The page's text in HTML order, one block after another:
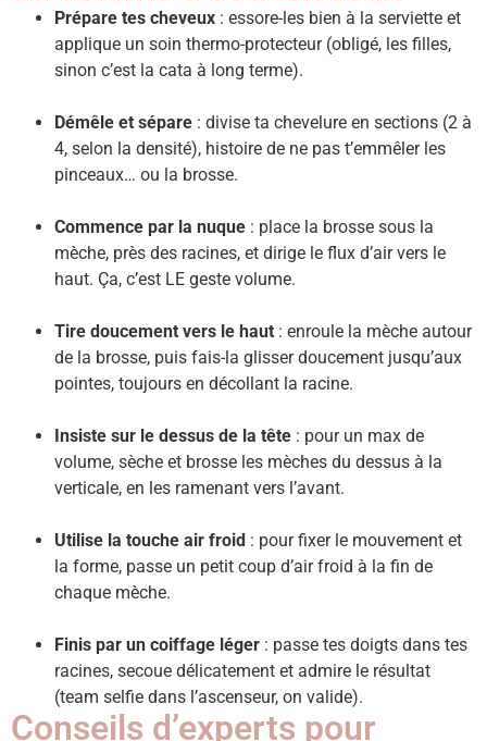
Prépare tes cheveux : essore-les bien à la serviette et
applique un soin thermo-protecteur (obligé, les filles,
sinon c’est la cata à long terme).
Démêle et sépare : divise ta chevelure en sections (2 à
4, selon la densité), histoire de ne pas t’emmêler les
pinceaux… ou la brosse.
Commence par la nuque : place la brosse sous la
mèche, près des racines, et dirige le flux d’air vers le
haut. Ça, c’est LE geste volume.
Tire doucement vers le haut : enroule la mèche autour
de la brosse, puis fais-la glisser doucement jusqu’aux
pointes, toujours en décollant la racine.
Insiste sur le dessus de la tête : pour un max de
volume, sèche et brosse les mèches du dessus à la
verticale, en les ramenant vers l’avant.
Utilise la touche air froid : pour fixer le mouvement et
la forme, passe un petit coup d’air froid à la fin de
chaque mèche.
Finis par un coiffage léger : passe tes doigts dans tes
racines, secoue délicatement et admire le résultat
(team selfie dans l’ascenseur, on valide).
Conseils d’experts pour